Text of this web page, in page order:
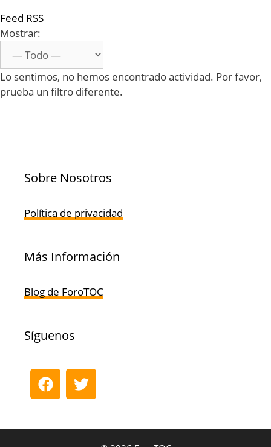
Feed RSS
Mostrar:
Lo sentimos, no hemos encontrado actividad. Por favor,
prueba un filtro diferente.
Sobre Nosotros
Política de privacidad
Más Información
Blog de ForoTOC
Síguenos